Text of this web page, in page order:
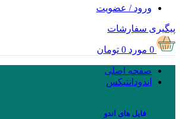
ورود / عضویت
پیگیری سفارشات
0 مورد 0 تومان
صفحه اصلی
اندودانتیکس
فایل های اندو